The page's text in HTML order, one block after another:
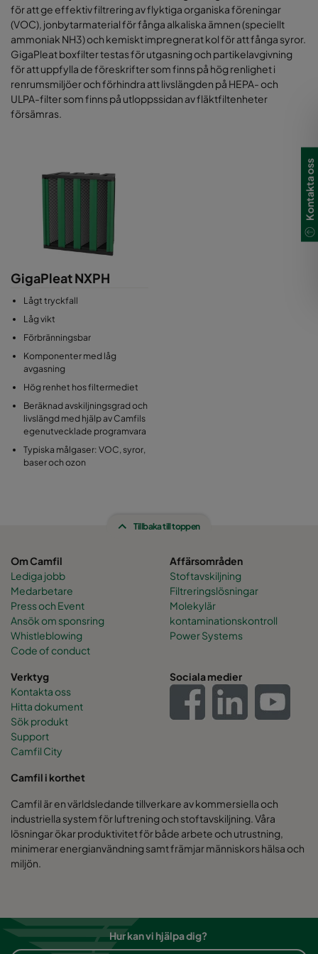
för att ge effektiv filtrering av flyktiga organiska föreningar
(VOC), jonbytarmaterial för fånga alkaliska ämnen (speciellt
ammoniak NH3) och kemiskt impregnerat kol för att fånga syror.
GigaPleat boxfilter testas för utgasning och partikelavgivning
för att uppfylla de föreskrifter som finns på hög renlighet i
renrumsmiljöer och förhindra att livslängden på HEPA- och
ULPA-filter som finns på utloppssidan av fläktfiltenheter
försämras.
GigaPleat NXPH
Lågt tryckfall
Låg vikt
Förbränningsbar
Komponenter med låg
avgasning
Hög renhet hos filtermediet
Beräknad avskiljningsgrad och
livslängd med hjälp av Camfils
egenutvecklade programvara
Typiska målgaser: VOC, syror,
baser och ozon
Tillbaka till toppen
Om Camfil
Lediga jobb
Medarbetare
Press och Event
Ansök om sponsring
Whistleblowing
Code of conduct
Affärsområden
Stoftavskiljning
Filtreringslösningar
Molekylär
kontaminationskontroll
Power Systems
Verktyg
Kontakta oss
Hitta dokument
Sök produkt
Support
Camfil City
Sociala medier
Camfil i korthet
Camfil är en världsledande tillverkare av kommersiella och
industriella system för luftrening och stoftavskiljning. Våra
lösningar ökar produktivitet för både arbete och utrustning,
minimerar energianvändning samt främjar människors hälsa och
miljön.
Hur kan vi hjälpa dig?
Kontakta oss